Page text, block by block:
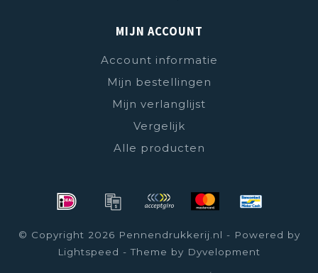
MIJN ACCOUNT
Account informatie
Mijn bestellingen
Mijn verlanglijst
Vergelijk
Alle producten
© Copyright 2026 Pennendrukkerij.nl - Powered by
Lightspeed - Theme by Dyvelopment